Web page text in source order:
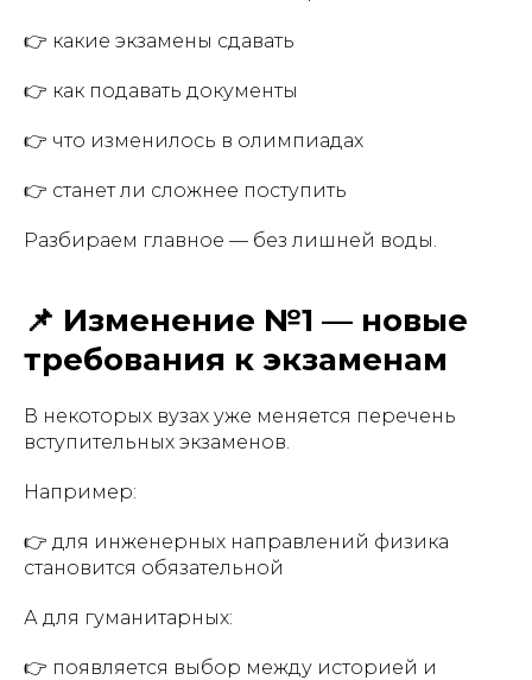
👉 какие экзамены сдавать
👉 как подавать документы
👉 что изменилось в олимпиадах
👉 станет ли сложнее поступить
Разбираем главное — без лишней воды.
📌 Изменение №1 — новые
требования к экзаменам
В некоторых вузах уже меняется перечень
вступительных экзаменов.
Например:
👉 для инженерных направлений физика
становится обязательной
А для гуманитарных:
👉 появляется выбор между историей и